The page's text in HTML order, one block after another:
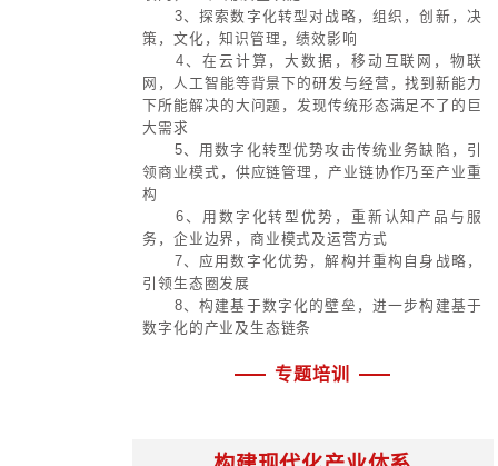
三、科创板块的跟投模式探索
1、围绕鼓励内部管理及经营，科
2、围绕稳定和激发人力资本
3、围绕管理和控制风险
4、探索科研人员在项目中的特
新
5、企业用跟投基金对科研人员
放大
四、科创骨干的管理与激励
1、研发分级管理——基础研发，
2、人员分级管理——首席科学家
资）